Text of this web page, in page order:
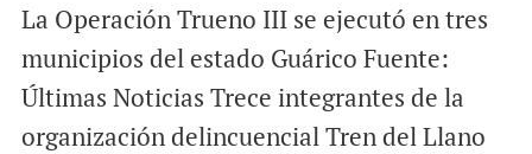
La Operación Trueno III se ejecutó en tres
municipios del estado Guárico Fuente:
Últimas Noticias Trece integrantes de la
organización delincuencial Tren del Llano